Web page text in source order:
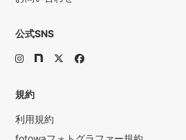
公式SNS
規約
利用規約